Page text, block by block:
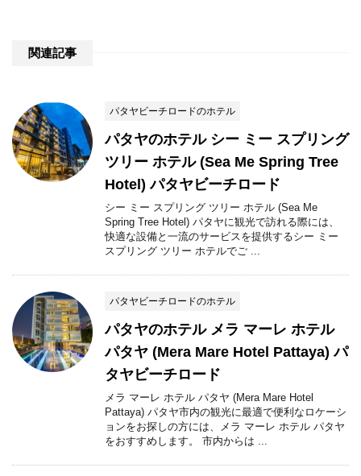
関連記事
パタヤビーチロードのホテル
パタヤのホテル シー ミー スプリング
ツリー ホテル (Sea Me Spring Tree
Hotel) パタヤビーチロード
シー ミー スプリング ツリー ホテル (Sea Me
Spring Tree Hotel) パタヤに観光で訪れる際には、
快適な設備と一流のサービスを提供するシー ミー
スプリング ツリー ホテルでご ...
パタヤビーチロードのホテル
パタヤのホテル メラ マーレ ホテル
パタヤ (Mera Mare Hotel Pattaya) パ
タヤビーチロード
メラ マーレ ホテル パタヤ (Mera Mare Hotel
Pattaya) パタヤ市内の観光に最適で便利なロケーシ
ョンをお探しの方には、メラ マーレ ホテル パタヤ
をおすすめします。 市内からは ...